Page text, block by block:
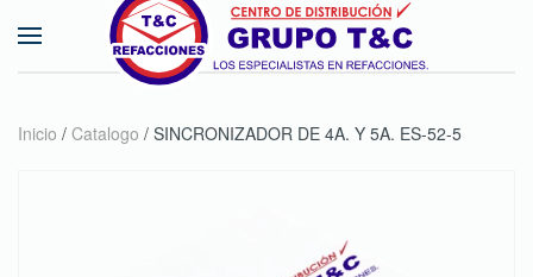
Skip to main content
Inicio / Catalogo / SINCRONIZADOR DE 4A. Y 5A. ES-52-5